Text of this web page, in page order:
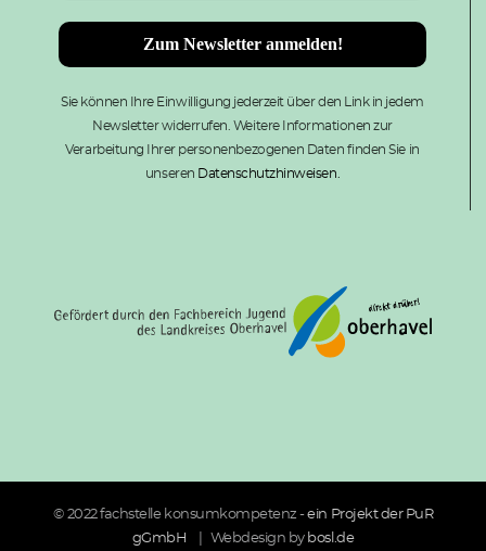
Sie können Ihre Einwilligung jederzeit über den Link in jedem
Newsletter widerrufen. Weitere Informationen zur
Verarbeitung Ihrer personenbezogenen Daten finden Sie in
unseren
Datenschutzhinweisen.
© 2022 fachstelle konsumkompetenz -ein Projekt der PuR
gGmbH
| Webdesign by bosl.de